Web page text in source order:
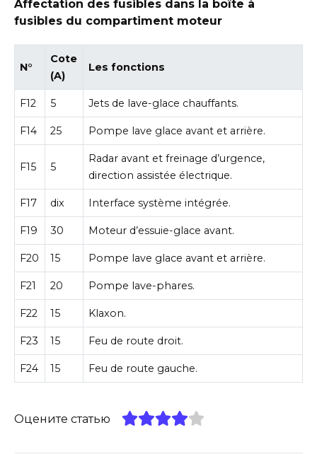
Affectation des fusibles dans la boîte à
fusibles du compartiment moteur
N°
Cote
(A)
Les fonctions
F12 5 Jets de lave-glace chauffants.
F14 25 Pompe lave glace avant et arrière.
F15 5
Radar avant et freinage d’urgence,
direction assistée électrique.
F17 dix Interface système intégrée.
F19 30 Moteur d’essuie-glace avant.
F20 15 Pompe lave glace avant et arrière.
F21 20 Pompe lave-phares.
F22 15 Klaxon.
F23 15 Feu de route droit.
F24 15 Feu de route gauche.
Оцените статью